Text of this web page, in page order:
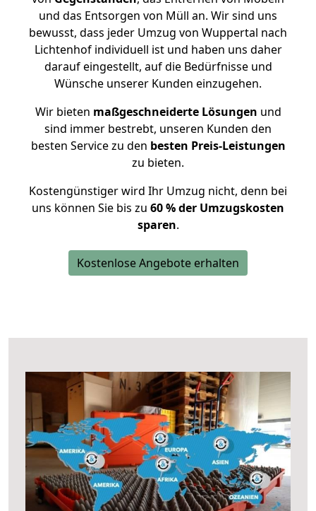
und das Entsorgen von Müll an. Wir sind uns
bewusst, dass jeder Umzug von Wuppertal nach
Lichtenhof individuell ist und haben uns daher
darauf eingestellt, auf die Bedürfnisse und
Wünsche unserer Kunden einzugehen.
Wir bieten maßgeschneiderte Lösungen und
sind immer bestrebt, unseren Kunden den
besten Service zu den besten Preis-Leistungen
zu bieten.
Kostengünstiger wird Ihr Umzug nicht, denn bei
uns können Sie bis zu 60 % der Umzugskosten
sparen.
Kostenlose Angebote erhalten